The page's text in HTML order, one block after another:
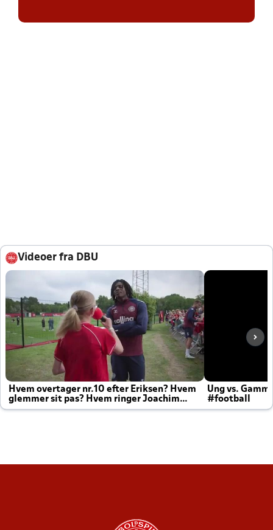
Videoer fra DBU
Hvem overtager nr.10 efter Eriksen? Hvem
glemmer sit pas? Hvem ringer Joachim
altid til efter kampe?
Ung vs.
#football